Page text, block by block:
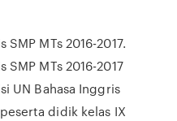
MTs 2016-2017.
SMP MTs 2016-2017
UN Bahasa Inggris
didik kelas IX